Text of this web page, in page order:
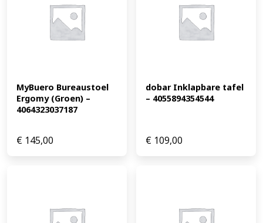
MyBuero Bureaustoel
Ergomy (Groen) –
4064323037187
€ 145,00
dobar Inklapbare tafel
– 4055894354544
€ 109,00